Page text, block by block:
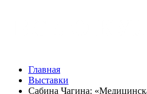
Главная
Выставки
Сабина Чагина: